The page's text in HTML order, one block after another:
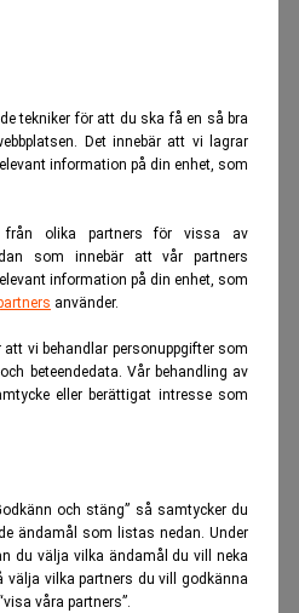
tekniker för att du ska få en så bra
Det innebär att vi lagrar
information på din enhet, som
från olika partners för vissa av
som innebär att vår partners
information på din enhet, som
använder.
vi behandlar personuppgifter som
beteendedata. Vår behandling av
eller berättigat intresse som
och stäng” så samtycker du
ändamål som listas nedan. Under
du välja vilka ändamål du vill neka
välja vilka partners du vill godkänna
våra partners”.
2026
och kontroll till Alecta